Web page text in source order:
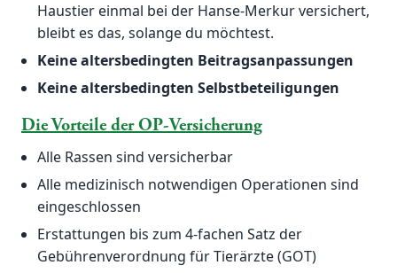
Haustier einmal bei der Hanse-Merkur versichert,
bleibt es das, solange du möchtest.
Keine altersbedingten Beitragsanpassungen
Keine altersbedingten Selbstbeteiligungen
Die Vorteile der OP-Versicherung
Alle Rassen sind versicherbar
Alle medizinisch notwendigen Operationen sind
eingeschlossen
Erstattungen bis zum 4-fachen Satz der
Gebührenverordnung für Tierärzte (GOT)